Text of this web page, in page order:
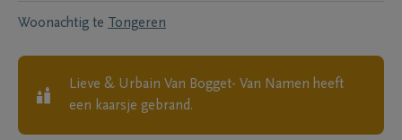
Woonachtig te Tongeren
Lieve & Urbain Van Bogget- Van Namen heeft
een kaarsje gebrand.